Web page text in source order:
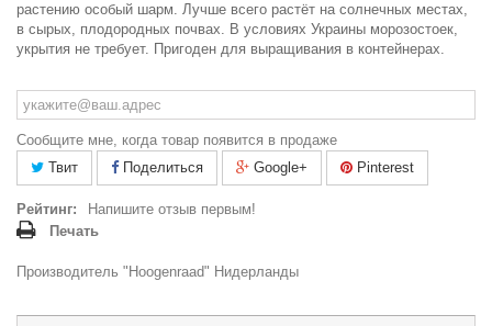
растению особый шарм. Лучше всего растёт на солнечных местах,
в сырых, плодородных почвах. В условиях Украины морозостоек,
укрытия не требует. Пригоден для выращивания в контейнерах.
Сообщите мне, когда товар появится в продаже
Твит
Поделиться Google+ Pinterest
Рейтинг:
Напишите отзыв первым!
Печать
Производитель "Hoogenraad" Нидерланды